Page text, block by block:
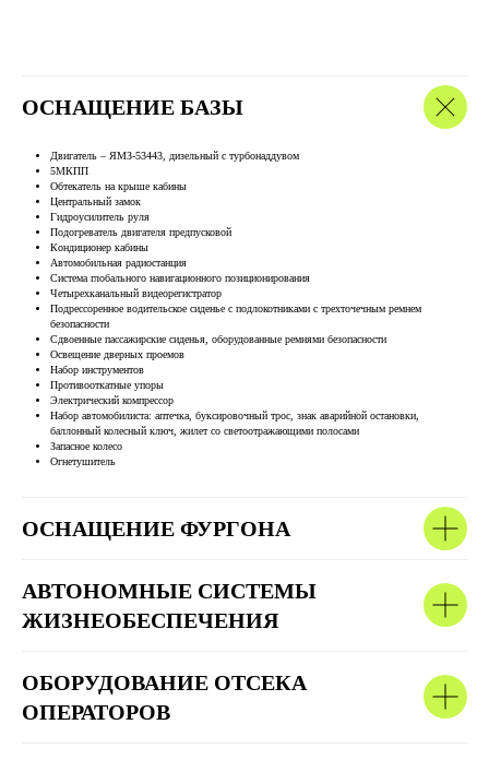
ОСНАЩЕНИЕ БАЗЫ
Двигатель – ЯМЗ-53443, дизельный с турбонаддувом
5МКПП
Обтекатель на крыше кабины
Центральный замок
Гидроусилитель руля
Подогреватель двигателя предпусковой
Кондиционер кабины
Автомобильная радиостанция
Система глобального навигационного позиционирования
Четырехканальный видеорегистратор
Подрессоренное водительское сиденье с подлокотниками с трехточечным ремнем
безопасности
Сдвоенные пассажирские сиденья, оборудованные ремнями безопасности
Освещение дверных проемов
Набор инструментов
Противооткатные упоры
Электрический компрессор
Набор автомобилиста: аптечка, буксировочный трос, знак аварийной остановки,
баллонный колесный ключ, жилет со светоотражающими полосами
Запасное колесо
Огнетушитель
ОСНАЩЕНИЕ ФУРГОНА
АВТОНОМНЫЕ СИСТЕМЫ
ЖИЗНЕОБЕСПЕЧЕНИЯ
ОБОРУДОВАНИЕ ОТСЕКА
ОПЕРАТОРОВ